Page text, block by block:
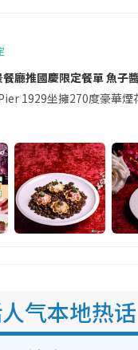
廳推國慶限定餐單 魚
1929坐擁270度豪華
气本地热话